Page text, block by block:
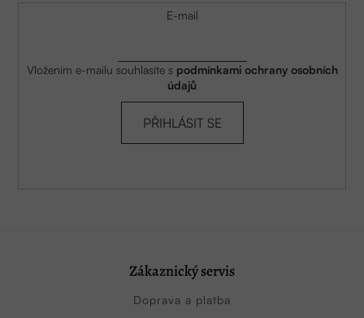
E-mail
Vložením e-mailu souhlasíte s podmínkami ochrany osobních
údajů
PŘIHLÁSIT SE
Zákaznický servis
Doprava a platba